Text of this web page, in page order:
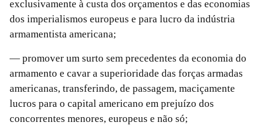
exclusivamente à custa dos orçamentos e das economias
dos imperialismos europeus e para lucro da indústria
armamentista americana;
— promover um surto sem precedentes da economia do
armamento e cavar a superioridade das forças armadas
americanas, transferindo, de passagem, maciçamente
lucros para o capital americano em prejuízo dos
concorrentes menores, europeus e não só;